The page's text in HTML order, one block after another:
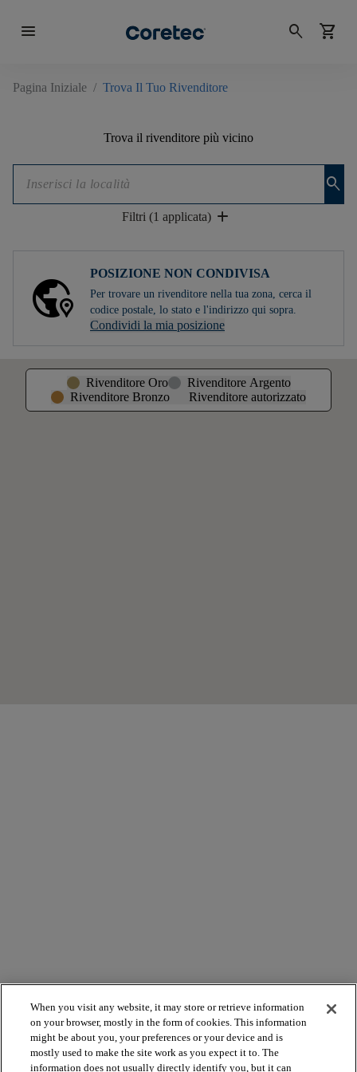
menu search shopping_cart
Pagina Iniziale / Trova Il Tuo Rivenditore
Trova il rivenditore più vicino
search
Filtri (1 applicata) add
POSIZIONE NON CONDIVISA
Per trovare un rivenditore nella tua zona, cerca il
codice postale, lo stato e l'indirizzo qui sopra.
Condividi la mia posizione
Rivenditore Oro
Rivenditore Argento
Rivenditore Bronzo
Rivenditore autorizzato
When you visit any website, it may store or retrieve information
on your browser, mostly in the form of cookies. This information
might be about you, your preferences or your device and is
mostly used to make the site work as you expect it to. The
information does not usually directly identify you, but it can